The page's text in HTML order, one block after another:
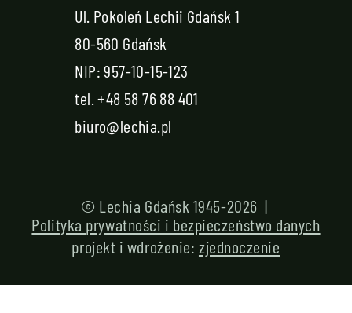
Ul. Pokoleń Lechii Gdańsk 1
80-560 Gdańsk
NIP: 957-10-15-123
tel.+48 58 76 88 401
biuro@lechia.pl
© Lechia Gdańsk 1945-2026 |
Polityka prywatności i bezpieczeństwo danych
projekt i wdrożenie: zjednoczenie